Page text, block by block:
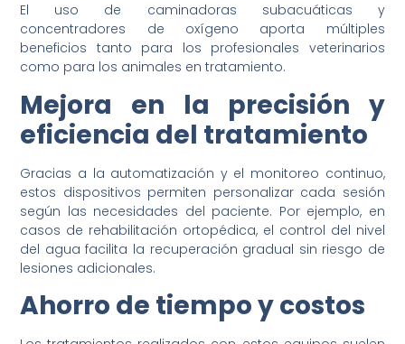
El uso de caminadoras subacuáticas y
concentradores de oxígeno aporta múltiples
beneficios tanto para los profesionales veterinarios
como para los animales en tratamiento.
Mejora en la precisión y
eficiencia del tratamiento
Gracias a la automatización y el monitoreo continuo,
estos dispositivos permiten personalizar cada sesión
según las necesidades del paciente. Por ejemplo, en
casos de rehabilitación ortopédica, el control del nivel
del agua facilita la recuperación gradual sin riesgo de
lesiones adicionales.
Ahorro de tiempo y costos